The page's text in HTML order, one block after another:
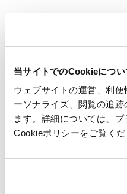
当サイトでのCookieについ
ウェブサイトの運営、利
ーソナライズ、閲覧の追
ます。詳細については、
Cookieポリシーをご覧くだ
その他のCentric
すべてのマテリアルを見る
百聞は一見に如か
バラエティ豊かな革新的な